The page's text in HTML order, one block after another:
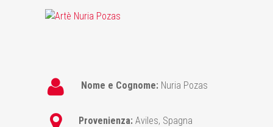
Nome e Cognome: Nuria Pozas
Provenienza: Aviles, Spagna